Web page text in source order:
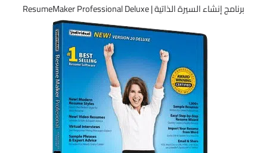
برنامج إنشاء السيرة الذاتية | ResumeMaker Professional Deluxe